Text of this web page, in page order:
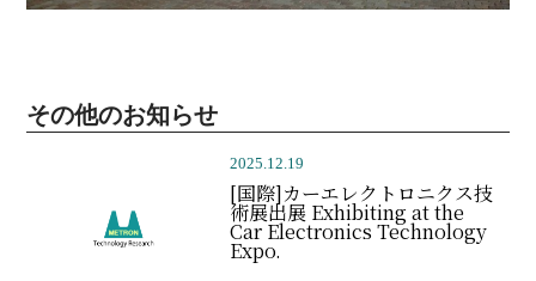
その他のお知らせ
2025.12.19
[国際]カーエレクトロニクス技
術展出展 Exhibiting at the
Car Electronics Technology
Expo.